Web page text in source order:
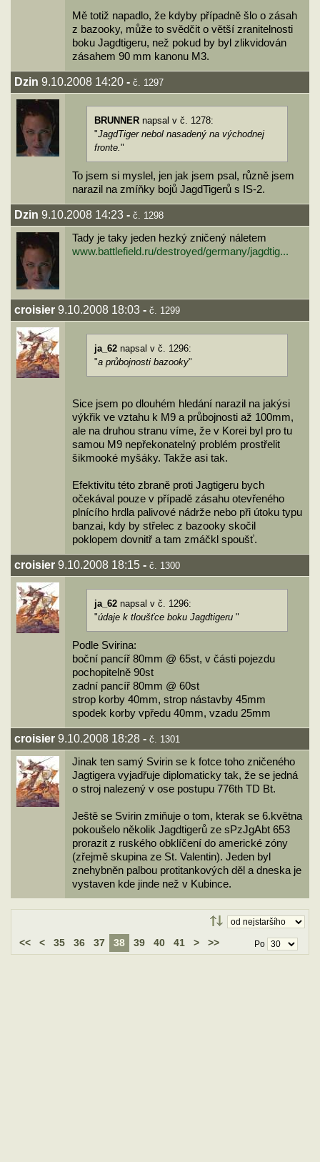
Mě totiž napadlo, že kdyby případně šlo o zásah
z bazooky, může to svědčit o větší zranitelnosti
boku Jagdtigeru, než pokud by byl zlikvidován
zásahem 90 mm kanonu M3.
Dzin 9.10.2008 14:20 - č. 1297
BRUNNER napsal v č. 1278:
"JagdTiger nebol nasadený na východnej
fronte."
To jsem si myslel, jen jak jsem psal, různě jsem
narazil na zmíňky bojů JagdTigerů s IS-2.
Dzin 9.10.2008 14:23 - č. 1298
Tady je taky jeden hezký zničený náletem
www.battlefield.ru/destroyed/germany/jagdtig...
croisier 9.10.2008 18:03 - č. 1299
ja_62 napsal v č. 1296:
"a průbojnosti bazooky"
Sice jsem po dlouhém hledání narazil na jakýsi
výkřik ve vztahu k M9 a průbojnosti až 100mm,
ale na druhou stranu víme, že v Korei byl pro tu
samou M9 nepřekonatelný problém prostřelit
šikmooké myšáky. Takže asi tak.
Efektivitu této zbraně proti Jagtigeru bych
očekával pouze v případě zásahu otevřeného
plnícího hrdla palivové nádrže nebo při útoku typu
banzai, kdy by střelec z bazooky skočil
poklopem dovnitř a tam zmáčkl spoušť.
croisier 9.10.2008 18:15 - č. 1300
ja_62 napsal v č. 1296:
"údaje k tloušťce boku Jagdtigeru "
Podle Svirina:
boční pancíř 80mm @ 65st, v části pojezdu
pochopitelně 90st
zadní pancíř 80mm @ 60st
strop korby 40mm, strop nástavby 45mm
spodek korby vpředu 40mm, vzadu 25mm
croisier 9.10.2008 18:28 - č. 1301
Jinak ten samý Svirin se k fotce toho zničeného
Jagtigera vyjadřuje diplomaticky tak, že se jedná
o stroj nalezený v ose postupu 776th TD Bt.
Ještě se Svirin zmiňuje o tom, kterak se 6.května
pokoušelo několik Jagdtigerů ze sPzJgAbt 653
prorazit z ruského obklíčení do americké zóny
(zřejmě skupina ze St. Valentin). Jeden byl
znehybněn palbou protitankových děl a dneska je
vystaven kde jinde než v Kubince.
<< < 35 36 37 38 39 40 41 > >> Po